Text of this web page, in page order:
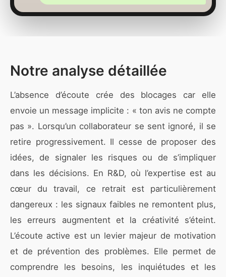
Notre analyse détaillée
L’absence d’écoute crée des blocages car elle
envoie un message implicite : « ton avis ne compte
pas ». Lorsqu’un collaborateur se sent ignoré, il se
retire progressivement. Il cesse de proposer des
idées, de signaler les risques ou de s’impliquer
dans les décisions. En R&D, où l’expertise est au
cœur du travail, ce retrait est particulièrement
dangereux : les signaux faibles ne remontent plus,
les erreurs augmentent et la créativité s’éteint.
L’écoute active est un levier majeur de motivation
et de prévention des problèmes. Elle permet de
comprendre les besoins, les inquiétudes et les